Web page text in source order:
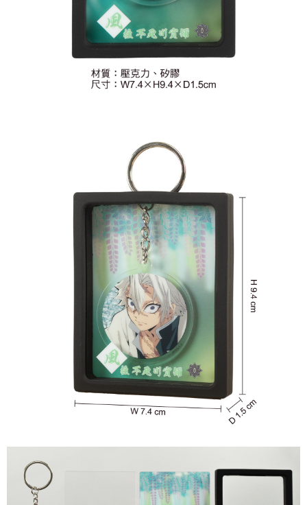
每筆NT$65，滿NT$1,300(含以上)免運費
每筆NT$100，滿NT$1,300(含以上)免運費
宅配-離島(澎湖/金門/馬祖)-木棉花樂園專用